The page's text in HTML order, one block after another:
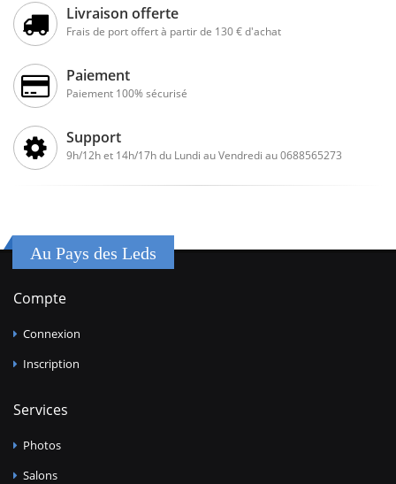
Livraison offerte
Frais de port offert à partir de 130 € d'achat
Paiement
Paiement 100% sécurisé
Support
9h/12h et 14h/17h du Lundi au Vendredi au 0688565273
Au Pays des Leds
Compte
Connexion
Inscription
Services
Photos
Salons